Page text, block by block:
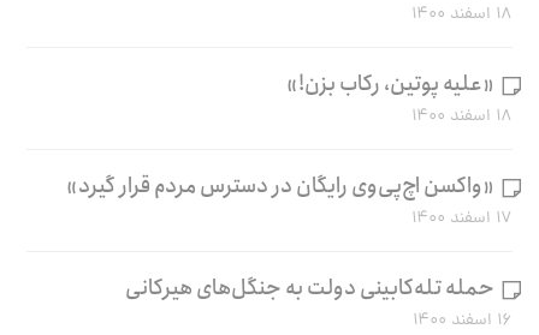
۱۸ اسفند ۱۴۰۰
«علیه پوتین، رکاب بزن!»
۱۸ اسفند ۱۴۰۰
«واکسن اچ‌پی‌وی رایگان در دسترس مردم قرار گیرد»
۱۷ اسفند ۱۴۰۰
حمله تله‌کابینی دولت به جنگل‌های هیرکانی
۱۶ اسفند ۱۴۰۰